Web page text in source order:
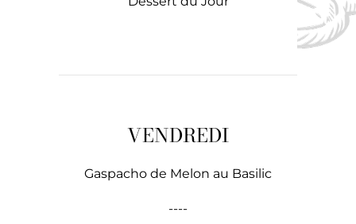
VENDREDI
Gaspacho de Melon au Basilic
----